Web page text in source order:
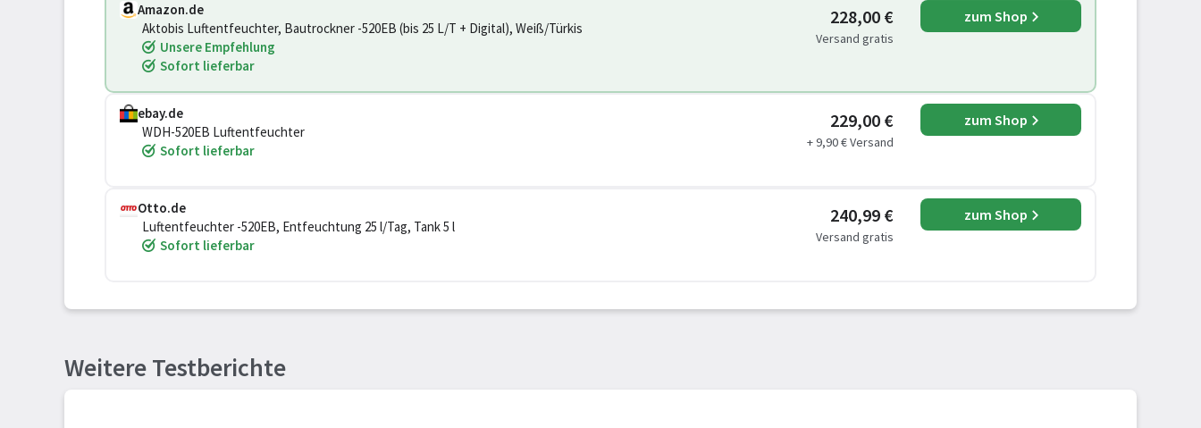
Amazon.de
Aktobis Luftentfeuchter, Bautrockner -520EB (bis 25 L/T + Digital), Weiß/Türkis
Unsere Empfehlung
Sofort lieferbar
228,00 €
Versand gratis
zum Shop
ebay.de
WDH-520EB Luftentfeuchter
Sofort lieferbar
229,00 €
+ 9,90 € Versand
zum Shop
Otto.de
Luftentfeuchter -520EB, Entfeuchtung 25 l/Tag, Tank 5 l
Sofort lieferbar
240,99 €
Versand gratis
zum Shop
Weitere Testberichte